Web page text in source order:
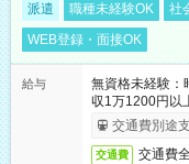
派遣 職種未経験OK 社
WEB登録・面接OK
給与
無資格未経験
収1万1200円以
交通費別途
交通費 交通費